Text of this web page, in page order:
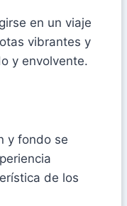
en un viaje
vibrantes y
y envolvente.
y fondo se
de los